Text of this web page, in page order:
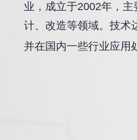
业，成立于2002年，
计、改造等领域。技术
并在国内一些行业应用